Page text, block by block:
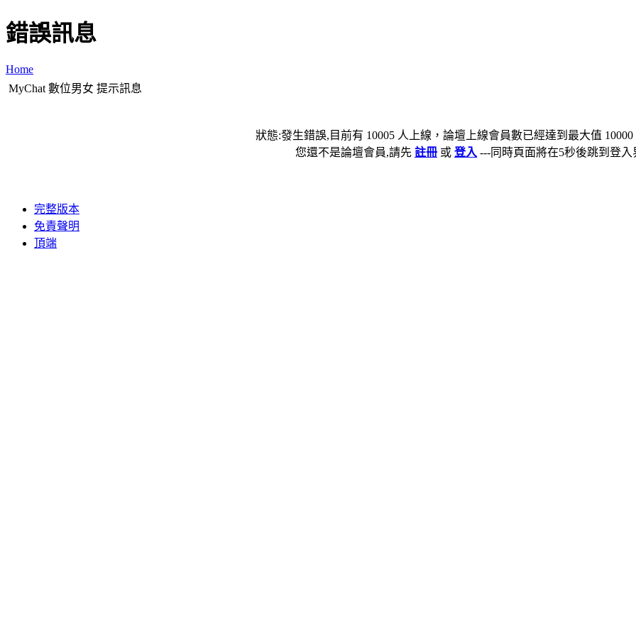
錯誤訊息
Home
MyChat 數位男女 提示訊息
狀態:發生錯誤,目前有 10005 人上線，論壇上線會員數已經達到最大值
您還不是論壇會員,請先 註冊 或 登入 ---同時頁面將在5秒後跳到登入
完整版本
免責聲明
頂端